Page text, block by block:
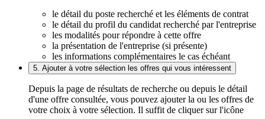
le détail du poste recherché et les éléments de contrat
le détail du profil du candidat recherché par l'entreprise
les modalités pour répondre à cette offre
la présentation de l'entreprise (si présente)
les informations complémentaires le cas échéant
5. Ajouter à votre sélection les offres qui vous intéressent
Depuis la page de résultats de recherche ou depuis le détail
d'une offre consultée, vous pouvez ajouter la ou les offres de
votre choix à votre sélection. Il suffit de cliquer sur l'icône